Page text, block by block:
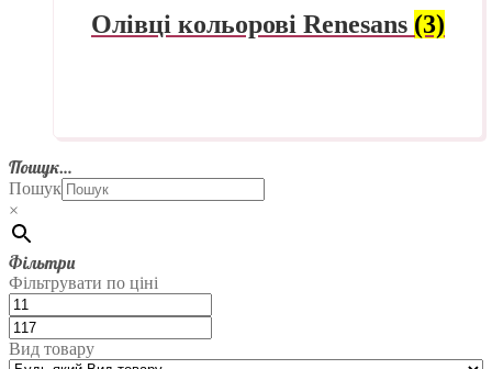
Олівці кольорові Renesans (3)
Пошук…
Пошук
×
Фільтри
Фільтрувати по ціні
Вид товару